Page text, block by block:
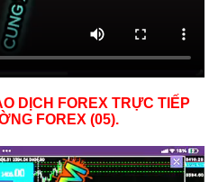
DỊCH FOREX TRỰC TIẾP
FOREX (05).